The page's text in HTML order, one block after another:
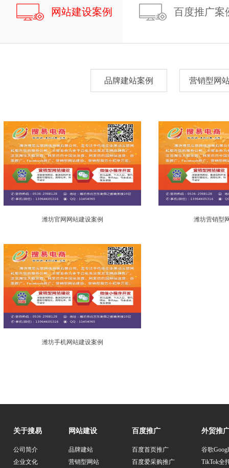
网站建设案例 百度推广案
品牌建站案例 营销型网
潍坊官网网站建设案例 潍坊营销型
潍坊手机网站建设案例
关于搜易
公司简介
企业文化
网站建设
品牌建站
营销型网站
百度推广
百度首页推广
百度爱采购推广
外贸推
谷歌
TikTok全